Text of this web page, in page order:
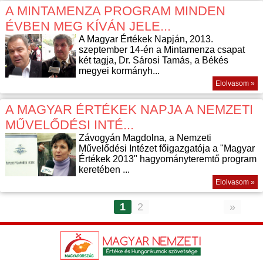
A MINTAMENZA PROGRAM MINDEN
ÉVBEN MEG KÍVÁN JELE...
A Magyar Értékek Napján, 2013.
szeptember 14-én a Mintamenza csapat
két tagja, Dr. Sárosi Tamás, a Békés
megyei kormányh...
Elolvasom »
A MAGYAR ÉRTÉKEK NAPJA A NEMZETI
MŰVELŐDÉSI INTÉ...
Závogyán Magdolna, a Nemzeti
Művelődési Intézet főigazgatója a "Magyar
Értékek 2013" hagyományteremtő program
keretében ...
Elolvasom »
1 2 »